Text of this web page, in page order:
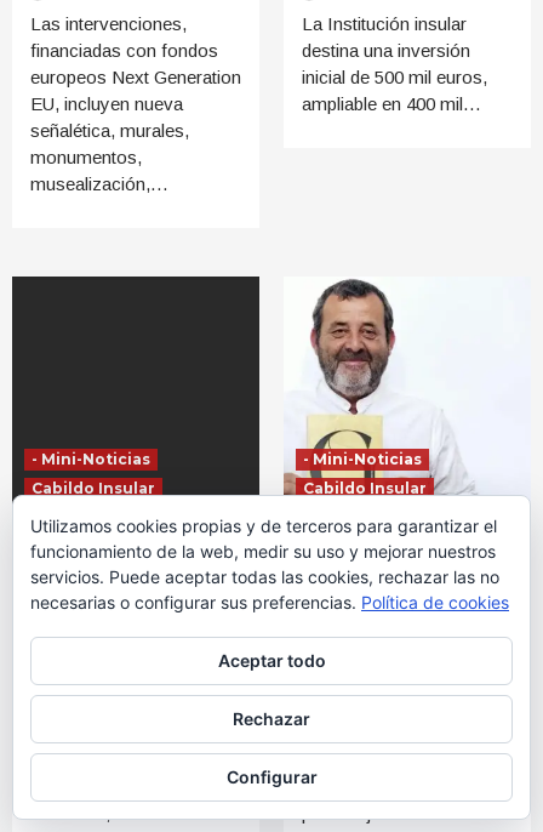
Las intervenciones,
financiadas con fondos
europeos Next Generation
EU, incluyen nueva
señalética, murales,
monumentos,
musealización,…
La Institución insular
destina una inversión
inicial de 500 mil euros,
ampliable en 400 mil…
- Mini-Noticias
Cabildo Insular
En Portada
El Cabildo de La
Gomera intensifica los
trabajos preventivos
frente al riesgo de
todo el año
mantiene actuaciones
- Mini-Noticias
Cabildo Insular
El Archivo Insular
General acoge la
presentación del libro
‘Gomer@s. Apuntes
biográficos de la isla
de La Gomera’
Padrón Velázquez recoge
nombres propios y
Utilizamos cookies propias y de terceros para garantizar el
funcionamiento de la web, medir su uso y mejorar nuestros
servicios. Puede aceptar todas las cookies, rechazar las no
necesarias o configurar sus preferencias. Política de cookies
Aceptar todo
Rechazar
Configurar